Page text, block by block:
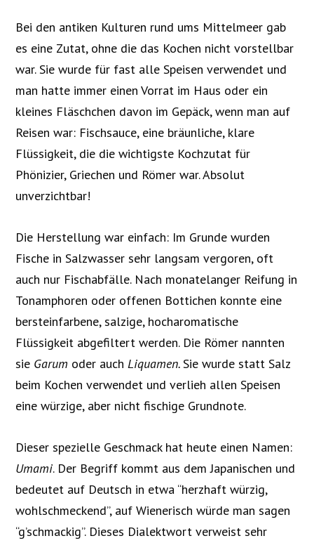
Bei den antiken Kulturen rund ums Mittelmeer gab
es eine Zutat, ohne die das Kochen nicht vorstellbar
war. Sie wurde für fast alle Speisen verwendet und
man hatte immer einen Vorrat im Haus oder ein
kleines Fläschchen davon im Gepäck, wenn man auf
Reisen war: Fischsauce, eine bräunliche, klare
Flüssigkeit, die die wichtigste Kochzutat für
Phönizier, Griechen und Römer war. Absolut
unverzichtbar!
Die Herstellung war einfach: Im Grunde wurden
Fische in Salzwasser sehr langsam vergoren, oft
auch nur Fischabfälle. Nach monatelanger Reifung in
Tonamphoren oder offenen Bottichen konnte eine
bersteinfarbene, salzige, hocharomatische
Flüssigkeit abgefiltert werden. Die Römer nannten
sie Garum oder auchLiquamen.Sie wurde statt Salz
beim Kochen verwendet und verlieh allen Speisen
eine würzige, aber nicht fischige Grundnote.
Dieser spezielle Geschmack hat heute einen Namen:
Umami. Der Begriff kommt aus dem Japanischen und
bedeutet auf Deutsch in etwa “herzhaft würzig,
wohlschmeckend”, auf Wienerisch würde man sagen
“g’schmackig”. Dieses Dialektwort verweist sehr